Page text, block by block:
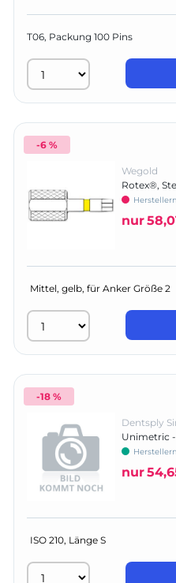
T06, Packung 100 Pins
-6 %
Wegold
Rotex®,
nur
-18 %
Dentsply
Unimetric
nur